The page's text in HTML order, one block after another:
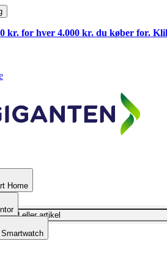
kr. for hver 4.000 kr. du køber for.
Home